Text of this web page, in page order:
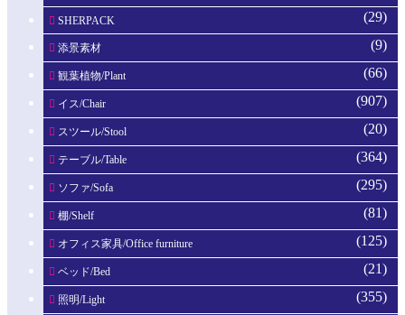
SHERPACK (29)
添景素材 (9)
観葉植物/Plant (66)
イス/Chair (907)
スツール/Stool (20)
テーブル/Table (364)
ソファ/Sofa (295)
棚/Shelf (81)
オフィス家具/Office furniture (125)
ベッド/Bed (21)
照明/Light (355)